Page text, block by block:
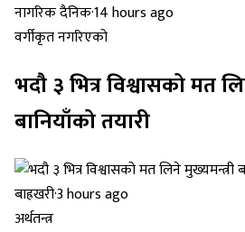
नागरिक दैनिक·14 hours ago
वर्गीकृत नगरिएको
भदौ ३ भित्र विश्वासको मत
बानियाँको तयारी
बाह्रखरी·3 hours ago
अर्थतन्त्र